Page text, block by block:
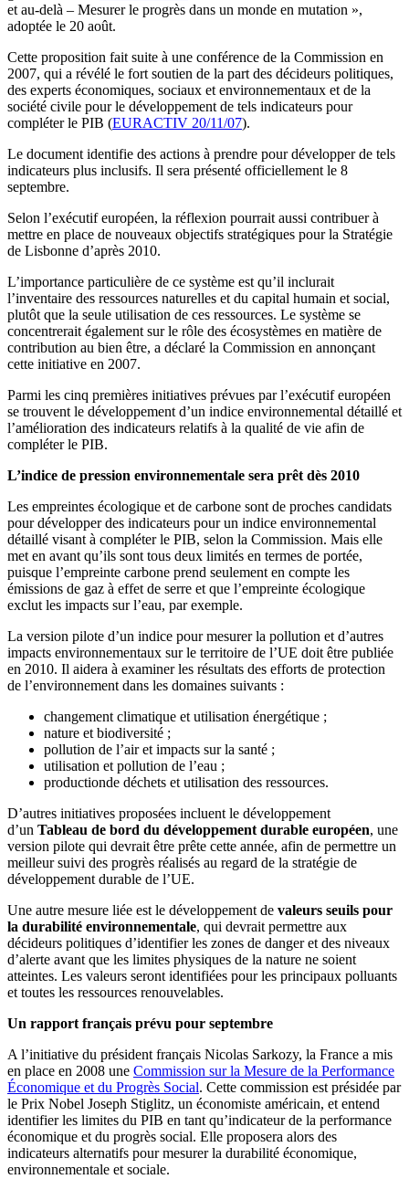
et au-delà – Mesurer le progrès dans un monde en mutation »,
adoptée le 20 août.
Cette proposition fait suite à une conférence de la Commission en
2007, qui a révélé le fort soutien de la part des décideurs politiques,
des experts économiques, sociaux et environnementaux et de la
société civile pour le développement de tels indicateurs pour
compléter le PIB (EURACTIV 20/11/07).
Le document identifie des actions à prendre pour développer de tels
indicateurs plus inclusifs. Il sera présenté officiellement le 8
septembre.
Selon l’exécutif européen, la réflexion pourrait aussi contribuer à
mettre en place de nouveaux objectifs stratégiques pour la Stratégie
de Lisbonne d’après 2010.
L’importance particulière de ce système est qu’il inclurait
l’inventaire des ressources naturelles et du capital humain et social,
plutôt que la seule utilisation de ces ressources. Le système se
concentrerait également sur le rôle des écosystèmes en matière de
contribution au bien être, a déclaré la Commission en annonçant
cette initiative en 2007.
Parmi les cinq premières initiatives prévues par l’exécutif européen
se trouvent le développement d’un indice environnemental détaillé et
l’amélioration des indicateurs relatifs à la qualité de vie afin de
compléter le PIB.
L’indice de pression environnementale sera prêt dès 2010
Les empreintes écologique et de carbone sont de proches candidats
pour développer des indicateurs pour un indice environnemental
détaillé visant à compléter le PIB, selon la Commission. Mais elle
met en avant qu’ils sont tous deux limités en termes de portée,
puisque l’empreinte carbone prend seulement en compte les
émissions de gaz à effet de serre et que l’empreinte écologique
exclut les impacts sur l’eau, par exemple.
La version pilote d’un indice pour mesurer la pollution et d’autres
impacts environnementaux sur le territoire de l’UE doit être publiée
en 2010. Il aidera à examiner les résultats des efforts de protection
de l’environnement dans les domaines suivants :
changement climatique et utilisation énergétique ;
nature et biodiversité ;
pollution de l’air et impacts sur la santé ;
utilisation et pollution de l’eau ;
productionde déchets et utilisation des ressources.
D’autres initiatives proposées incluent le développement
d’un Tableau de bord du développement durable européen, une
version pilote qui devrait être prête cette année, afin de permettre un
meilleur suivi des progrès réalisés au regard de la stratégie de
développement durable de l’UE.
Une autre mesure liée est le développement de valeurs seuils pour
la durabilité environnementale, qui devrait permettre aux
décideurs politiques d’identifier les zones de danger et des niveaux
d’alerte avant que les limites physiques de la nature ne soient
atteintes. Les valeurs seront identifiées pour les principaux polluants
et toutes les ressources renouvelables.
Un rapport français prévu pour septembre
A l’initiative du président français Nicolas Sarkozy, la France a mis
en place en 2008 une Commission sur la Mesure de la Performance
Économique et du Progrès Social. Cette commission est présidée par
le Prix Nobel Joseph Stiglitz, un économiste américain, et entend
identifier les limites du PIB en tant qu’indicateur de la performance
économique et du progrès social. Elle proposera alors des
indicateurs alternatifs pour mesurer la durabilité économique,
environnementale et sociale.